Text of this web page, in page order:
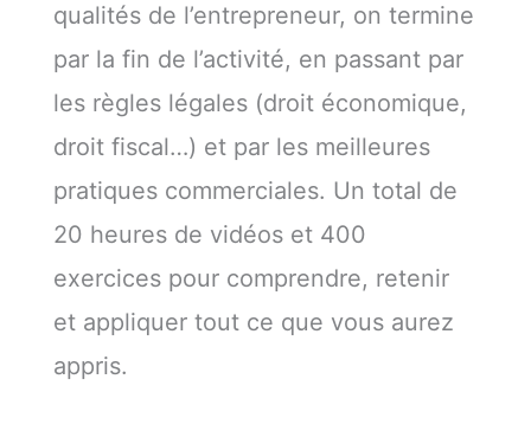
qualités de l’entrepreneur, on termine
par la fin de l’activité, en passant par
les règles légales (droit économique,
droit fiscal…) et par les meilleures
pratiques commerciales. Un total de
20 heures de vidéos et 400
exercices pour comprendre, retenir
et appliquer tout ce que vous aurez
appris.